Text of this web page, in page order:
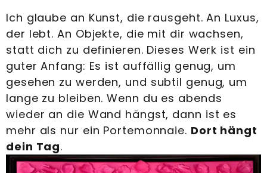
Ich glaube an Kunst, die rausgeht. An Luxus,
der lebt. An Objekte, die mit dir wachsen,
statt dich zu definieren. Dieses Werk ist ein
guter Anfang: Es ist auffällig genug, um
gesehen zu werden, und subtil genug, um
lange zu bleiben. Wenn du es abends
wieder an die Wand hängst, dann ist es
mehr als nur ein Portemonnaie. Dort hängt
dein Tag.